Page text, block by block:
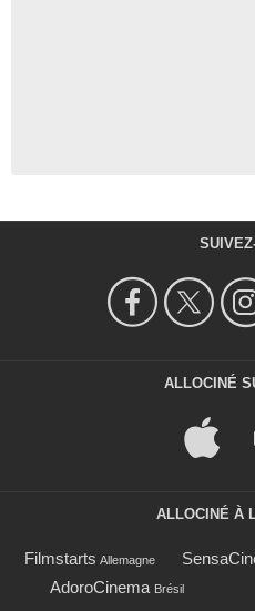
ALLOCINÉ
ALLOCINÉ À
Filmstarts Allemagne
AdoroCinema Brésil